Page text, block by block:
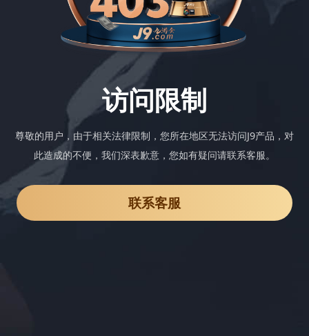
访问限制
尊敬的用户，由于相关法律限制，您所在地区无法访问J9产品，对
此造成的不便，我们深表歉意，您如有疑问请联系客服。
联系客服